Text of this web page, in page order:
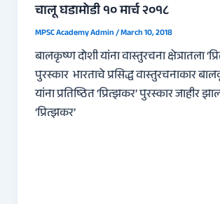
चालू घडामोडी १० मार्च २०१८
MPSC Academy Admin/March 10, 2018
बालकृष्ण दोशी यांना वास्तुरचना क्षेत्रातला
पुरस्कार भारताचे प्रसिद्ध वास्तुरचनाकार
यांना प्रतिष्ठित ‘प्रित्झकर’ पुरस्कार जाहीर
‘प्रित्झकर’